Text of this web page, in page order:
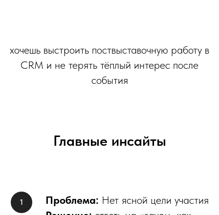
хочешь выстроить поствыставочную работу в
CRM и не терять тёплый интерес после
события
Главные инсайты
Проблема: Нет ясной цели участия